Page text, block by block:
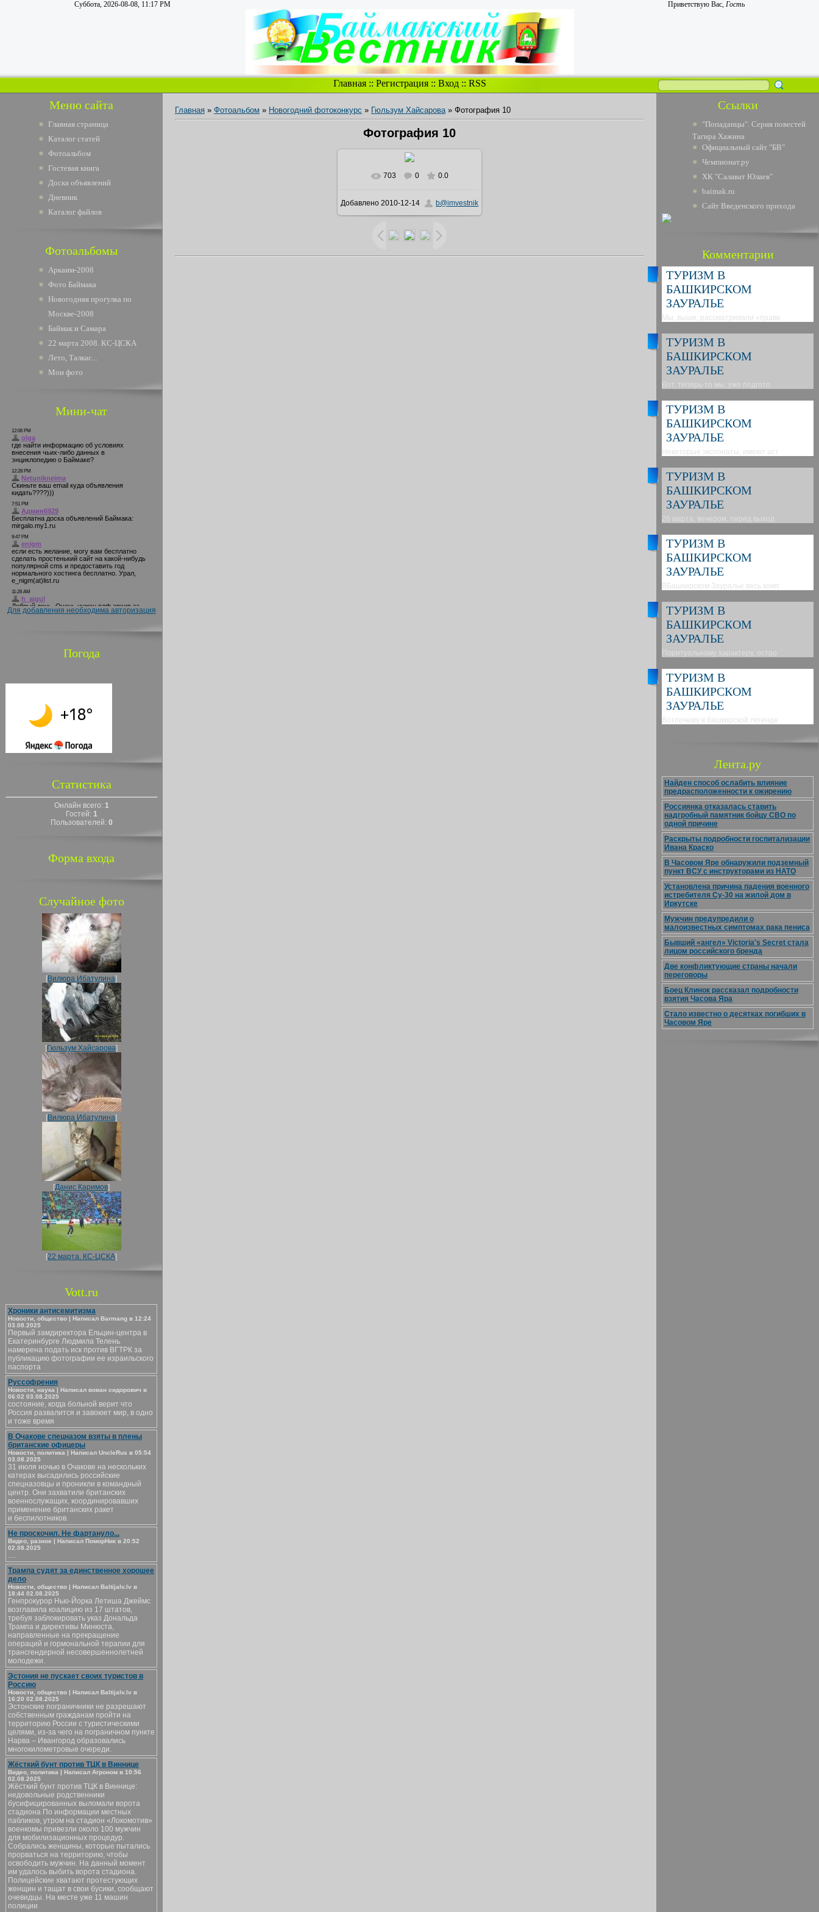
Суббота, 2026-08-08, 11:17 PM Приветствую Вас, Гость
Главная:: Регистрация:: Вход:: RSS
Меню сайта
Главная страница
Каталог статей
Фотоальбом
Гостевая книга
Доска объявлений
Дневник
Каталог файлов
Фотоальбомы
Аркаим-2008
Фото Баймака
Новогодняя прогулка по
Москве-2008
Баймак и Самара
22 марта 2008. КС-ЦСКА
Лето, Талкас...
Мои фото
Мини-чат
Для добавления необходима авторизация
Погода
Статистика
Онлайн всего: 1
Гостей: 1
Пользователей: 0
Форма входа
Случайное фото
[Вилюра Ибатулина]
[Гюльзум Хайсарова]
[Вилюра Ибатулина]
[Данис Каримов]
[22 марта. КС-ЦСКА]
Vott.ru
Хроники антисемитизма
Новости, общество | Написал Barmang в 12:24
03.08.2025
Первый замдиректора Ельцин-центра в
Екатеринбурге Людмила Телень
намерена подать иск против ВГТРК за
публикацию фотографии ее израильского
паспорта
Руссофрения
Новости, наука | Написал вован сидорович в
06:02 03.08.2025
состояние, когда больной верит что
Россия развалится и завоюет мир, в одно
и тоже время
В Очакове спецназом взяты в плены
британские офицеры
Новости, политика | Написал UncleRus в 05:54
03.08.2025
31 июля ночью в Очакове на нескольких
катерах высадились российские
спецназовцы и проникли в командный
центр. Они захватили британских
военнослужащих, координировавших
применение британских ракет
и беспилотников.
Не проскочил. Не фартануло...
Видео, разное | Написал ПоморНик в 20:52
02.08.2025
....
Трампа судят за единственное хорошее
дело
Новости, общество | Написал Baltijalv.lv в
18:44 02.08.2025
Генпрокурор Нью-Йорка Летиша Джеймс
возглавила коалицию из 17 штатов,
требуя заблокировать указ Дональда
Трампа и директивы Минюста,
направленные на прекращение
операций и гормональной терапии для
трансгендерной несовершеннолетней
молодежи.
Эстония не пускает своих туристов в
Россию
Новости, общество | Написал Baltijalv.lv в
16:20 02.08.2025
Эстонские пограничники не разрешают
собственным гражданам пройти на
территорию России с туристическими
целями, из-за чего на пограничном пункте
Нарва – Ивангород образовались
многокилометровые очереди.
Жёсткий бунт против ТЦК в Виннице
Видео, политика | Написал Агроном в 10:56
02.08.2025
Жёсткий бунт против ТЦК в Виннице:
недовольные родственники
бусифицированных выломали ворота
стадиона По информации местных
пабликов, утром на стадион «Локомотив»
военкомы привезли около 100 мужчин
для мобилизационных процедур.
Собрались женщины, которые пытались
прорваться на территорию, чтобы
освободить мужчин. На данный момент
им удалось выбить ворота стадиона.
Полицейские хватают протестующих
женщин и тащат в свои бусики, сообщают
очевидцы. На месте уже 11 машин
полиции
Главная » Фотоальбом » Новогодний фотоконкурс » Гюльзум Хайсарова» Фотография 10
Фотография 10
В реальном размере 1600x1200
252.6Kb
703 0 0.0
Добавлено 2010-12-14 b@imvestnik
Ссылки
"Попаданцы". Серия повестей
Тагира Хажина
Официальный сайт "БВ"
Чемпионат.ру
ХК "Салават Юлаев"
baimak.ru
Сайт Введенского прихода
Комментарии
ТУРИЗМ В
БАШКИРСКОМ
ЗАУРАЛЬЕ
Мы, выше, рассматривали «праве
ТУРИЗМ В
БАШКИРСКОМ
ЗАУРАЛЬЕ
Вот, теперь-то мы, уже подгото
ТУРИЗМ В
БАШКИРСКОМ
ЗАУРАЛЬЕ
Некоторые экспонаты, имеют аст
ТУРИЗМ В
БАШКИРСКОМ
ЗАУРАЛЬЕ
26 марта, вечером, перед выход
ТУРИЗМ В
БАШКИРСКОМ
ЗАУРАЛЬЕ
ВБашкирском Зауралье весь комп
ТУРИЗМ В
БАШКИРСКОМ
ЗАУРАЛЬЕ
Поритуальному характеру, остро
ТУРИЗМ В
БАШКИРСКОМ
ЗАУРАЛЬЕ
Вотпочему в башкирской легенде
Лента.ру
Найден способ ослабить влияние
предрасположенности к ожирению
Россиянка отказалась ставить
надгробный памятник бойцу СВО по
одной причине
Раскрыты подробности госпитализации
Ивана Краско
В Часовом Яре обнаружили подземный
пункт ВСУ с инструкторами из НАТО
Установлена причина падения военного
истребителя Су-30 на жилой дом в
Иркутске
Мужчин предупредили о
малоизвестных симптомах рака пениса
Бывший «ангел» Victoria's Secret стала
лицом российского бренда
Две конфликтующие страны начали
переговоры
Боец Клинок рассказал подробности
взятия Часова Яра
Стало известно о десятках погибших в
Часовом Яре